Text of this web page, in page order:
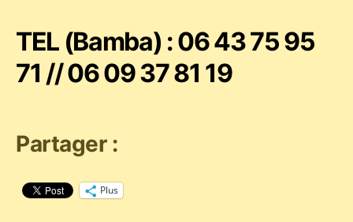
TEL (Bamba) : 06 43 75 95
71 // 06 09 37 81 19
Partager :
Plus